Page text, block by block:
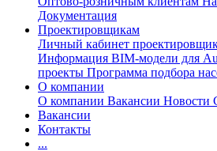
Документация
Проектировщикам
Личный кабинет
Информация BIM-модели для
проекты Программа подбора
О компании
О компании Вакансии Новости
Вакансии
Контакты
...